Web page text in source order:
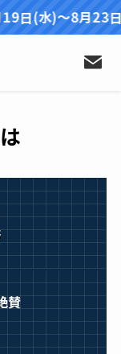
8月23日(日)。
賛